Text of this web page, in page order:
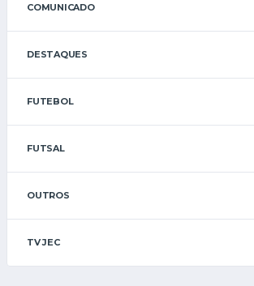
COMUNICADO
DESTAQUES
FUTEBOL
FUTSAL
OUTROS
TV JEC